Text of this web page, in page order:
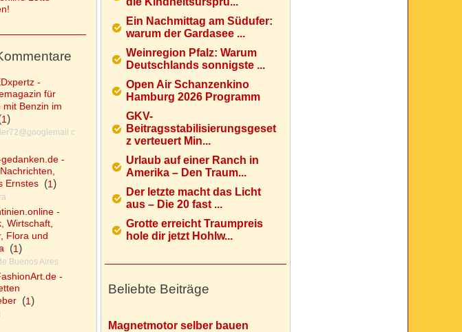
Ein Nachmittag am Südufer:
warum der Gardasee ...
Weinregion Pfalz: Warum
Deutschlands sonnigste ...
Open Air Schanzenkino
Hamburg 2026 Programm
GKV-
Beitragsstabilisierungsgeset
z verteuert Min...
Urlaub auf einer Ranch in
Amerika – Den Traum...
Der letzte macht das Licht
aus – Die 20 fast ...
Grotte erreicht Traumpreis
hole dir jetzt Hohlw...
Beliebte Beiträge
Magnetmotor selber bauen
-
für
mit Benzin im
1)
-
Ernstes(1)
-
Wirtschaft,
Flora und
(1)
Buenos Aires
-
(1)